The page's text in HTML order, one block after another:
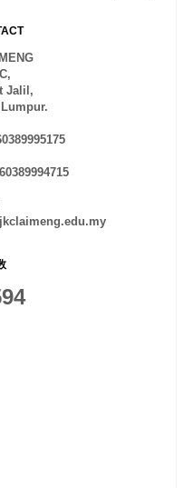
Jalil,